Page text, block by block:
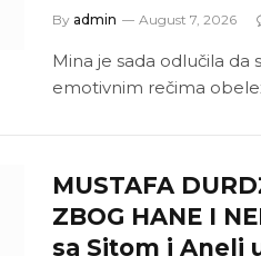
By admin August 7, 2026
Mina je sada odlučila
emotivnim rečima
MUSTAFA
ZBOG HANE I
sa Sitom i Aneli